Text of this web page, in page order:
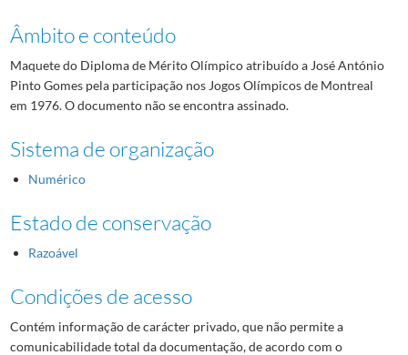
Âmbito e conteúdo
Maquete do Diploma de Mérito Olímpico atribuído a José António
Pinto Gomes pela participação nos Jogos Olímpicos de Montreal
em 1976. O documento não se encontra assinado.
Sistema de organização
Numérico
Estado de conservação
Razoável
Condições de acesso
Contém informação de carácter privado, que não permite a
comunicabilidade total da documentação, de acordo com o